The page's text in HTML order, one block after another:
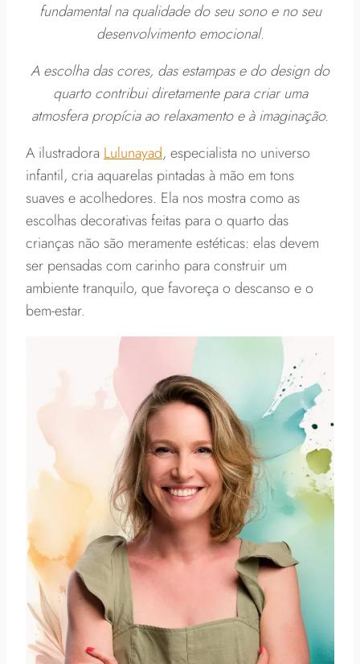
fundamental na qualidade do seu sono e no seu
desenvolvimento emocional.
A escolha das cores, das estampas e do design do
quarto contribui diretamente para criar uma
atmosfera propícia ao relaxamento e à imaginação.
A ilustradora Lulunayad, especialista no universo
infantil, cria aquarelas pintadas à mão em tons
suaves e acolhedores. Ela nos mostra como as
escolhas decorativas feitas para o quarto das
crianças não são meramente estéticas: elas devem
ser pensadas com carinho para construir um
ambiente tranquilo, que favoreça o descanso e o
bem-estar.